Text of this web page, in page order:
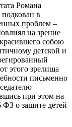
Романа
в
проблем –
на зрение
собою
детской и
этого зрелища
письменно
при этом на
о защите детей